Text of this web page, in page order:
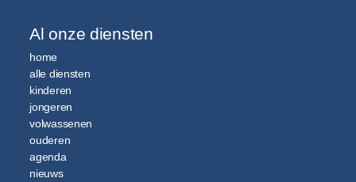
Al onze diensten
home
alle diensten
kinderen
jongeren
volwassenen
ouderen
agenda
nieuws